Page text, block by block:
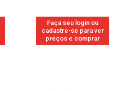
Faça seu login ou
cadastre-se para ver
preços e comprar